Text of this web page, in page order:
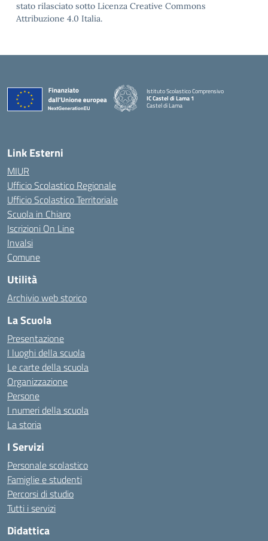
stato rilasciato sotto Licenza Creative Commons
Attribuzione 4.0 Italia.
Istituto Scolastico Comprensivo
IC Castel di Lama 1
Castel di Lama
Link Esterni
MIUR
Ufficio Scolastico Regionale
Ufficio Scolastico Territoriale
Scuola in Chiaro
Iscrizioni On Line
Invalsi
Comune
Utilità
Archivio web storico
La Scuola
Presentazione
I luoghi della scuola
Le carte della scuola
Organizzazione
Persone
I numeri della scuola
La storia
I Servizi
Personale scolastico
Famiglie e studenti
Percorsi di studio
Tutti i servizi
Didattica